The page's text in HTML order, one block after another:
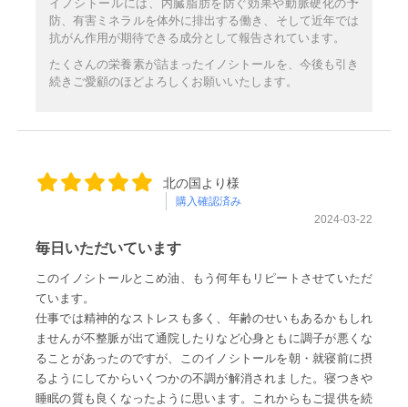
イノシトールには、内臓脂肪を防ぐ効果や動脈硬化の予
防、有害ミネラルを体外に排出する働き、そして近年では
抗がん作用が期待できる成分として報告されています。
たくさんの栄養素が詰まったイノシトールを、今後も引き
続きご愛顧のほどよろしくお願いいたします。
北の国より様
購入確認済み
2024-03-22
毎日いただいています
このイノシトールとこめ油、もう何年もリピートさせていただ
ています。
仕事では精神的なストレスも多く、年齢のせいもあるかもしれ
ませんが不整脈が出て通院したりなど心身ともに調子が悪くな
ることがあったのですが、このイノシトールを朝・就寝前に摂
るようにしてからいくつかの不調が解消されました。寝つきや
睡眠の質も良くなったように思います。これからもご提供を続